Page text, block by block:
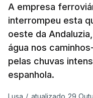
A empresa
interrompeu esta
oeste da
água nos
pelas chuvas
espanhola.
Lusa / atualizado 29